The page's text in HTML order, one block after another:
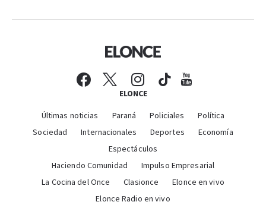
ELONCE
Últimas noticias Paraná Policiales
Política
Sociedad
Internacionales Deportes
Economía
Espectáculos
Haciendo Comunidad
Impulso Empresarial
La Cocina del Once
Clasionce
Elonce en vivo
Elonce Radio en vivo